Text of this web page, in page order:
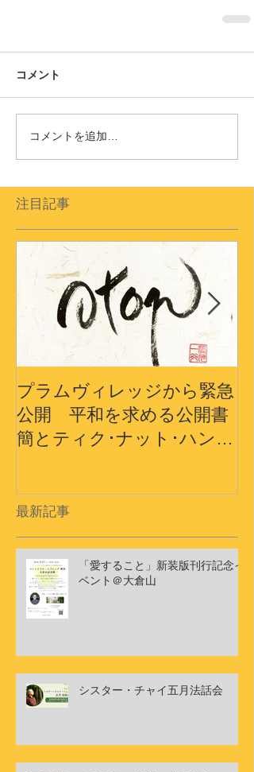
コメント
コメントを追加…
注目記事
プラムヴィレッジから緊急
公開 平和を求める公開書
簡とティク･ナット･ハン師
最新記事
「愛すること」新装版刊行記念イ
ベント＠大倉山
シスター・チャイ五月法話会